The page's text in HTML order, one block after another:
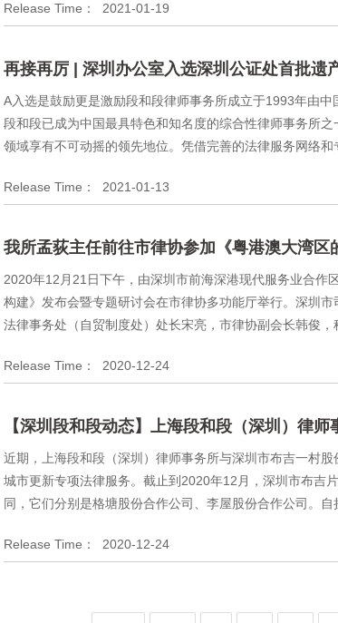
Release Time： 2021-01-19
再接再厉 | 深圳办公室入选深圳公证处首批遗
A入选是鼓励更是激励段和段律师事务所成立于1993年由
段和段已成为中国最具特色和知名度的综合性律师事务所
领域享有不可动摇的领先地位。凭借完善的法律服务网络和
Release Time： 2021-01-13
我所孟荻主任前往市律协参加《粤港澳大湾区
2020年12月21日下午，由深圳市前海深港现代服务业合作
构建》发布会暨专题研讨会在市律协多功能厅举行。深圳
法律事务处（自贸制度处）处长宋亮，市律协副会长韩俊，
Release Time： 2020-12-24
【深圳段和段动态】上海段和段（深圳）律
近期，上海段和段（深圳）律师事务所与深圳市布吉一村
城市更新专项法律服务。截止到2020年12月，深圳市布吉
同，它们分别是格塘股份合作公司、李屋股份合作公司。自
Release Time： 2020-12-24